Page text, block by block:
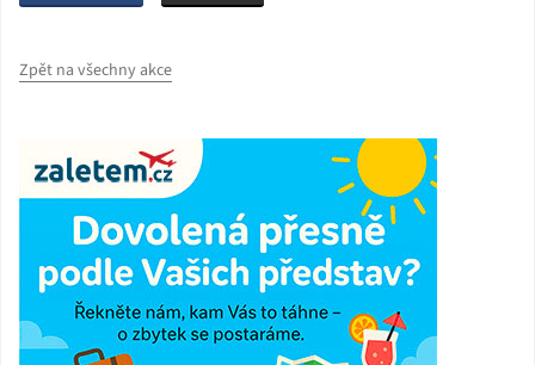
Zpět na všechny akce